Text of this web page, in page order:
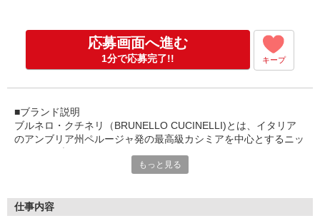
応募画面へ進む
1分で応募完了!! キープ
■ブランド説明
ブルネロ・クチネリ（BRUNELLO CUCINELLI)とは、イタリア
のアンブリア州ペルージャ発の最高級カシミアを中心とするニッ
1978年、実業家のブルネロ・クチネリ氏によって創立された。
もっと見る
仕事内容